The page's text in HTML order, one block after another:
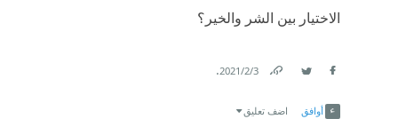
الاختيار بين الشر والخير؟
3‏/2‏/2021
.
أوافق اضف تعليق